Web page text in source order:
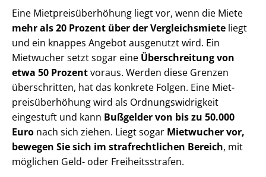
Eine Miet­preis­über­hö­hung liegt vor, wenn die Miete
mehr als 20 Prozent über der Vergleichsmiete liegt
und ein knappes Angebot ausgenutzt wird. Ein
Mietwucher setzt sogar eine Überschreitung von
etwa 50 Prozentvoraus. Werden diese Grenzen
überschritten, hat das konkrete Folgen. Eine Miet­
preis­über­hö­hung wird als Ord­nungs­wid­rig­keit
eingestuft und kann Bußgelder von bis zu 50.000
Euro nach sich ziehen. Liegt sogar Mietwucher vor,
bewegen Sie sich im straf­recht­li­chen Bereich, mit
möglichen Geld- oder Frei­heits­stra­fen.